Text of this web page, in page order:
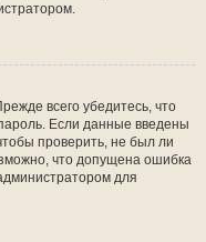
всего убедитесь, что
Если данные введены
проверить, не был ли
что допущена ошибка
для